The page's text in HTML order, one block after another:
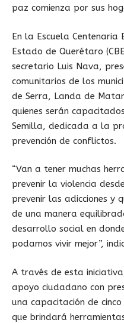
paz comienza por sus
En la Escuela
Estado de Querétaro
secretario Luis Nava,
comunitarios de los
de Serra, Landa de
quienes serán
Semilla, dedicada a la
prevención de conflictos.
“Van a tener muchas
prevenir la violencia
prevenir las adicciones y
de una manera
desarrollo social en
podamos vivir mejor”,
A través de esta
apoyo ciudadano con
una capacitación de
que brindará